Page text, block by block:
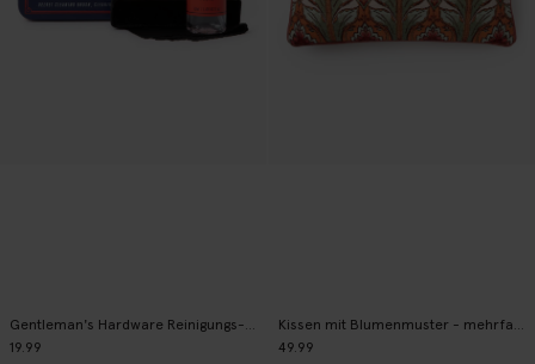
Gentleman's Hardware Reinigungs-Set Vinyl
19.99
Kissen mit Blumenmuster - mehrfarbig
49.99